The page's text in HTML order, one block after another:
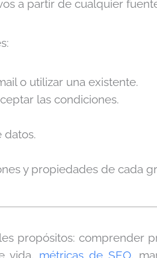
a partir de cualquier
o utilizar una existente.
las condiciones.
datos.
y propiedades de cada
propósitos: comprender
vida, métricas de SEO,